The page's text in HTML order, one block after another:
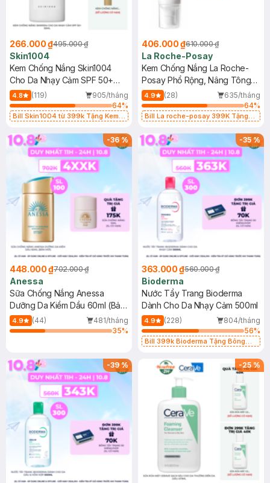
266.000 ₫495.000 ₫
Skin1004
Kem Chống Nắng Skin1004
Cho Da Nhạy Cảm SPF 50+
50ml
4.8 (119)
905/tháng
64%
Bill Skin1004 từ 399k Tặng Kem
SPF 50+ 20ml (SL Có Hạn)
406.000 ₫610.000 ₫
La Roche-Posay
Kem Chống Nắng La Roche-
Posay Phổ Rộng, Nâng Tông
Kiềm Dầu 50ml
4.9 (28)
635/tháng
64%
Bill La roche-posay 399K Tặng
(SL có hạn)
-36%
448.000 ₫702.000 ₫
Anessa
Sữa Chống Nắng Anessa
Dưỡng Da Kiềm Dầu 60ml (Bản
Mới)
4.9 (44)
481/tháng
35%
-35%
363.000 ₫560.000 ₫
Bioderma
Nước Tẩy Trang Bioderma
Dành Cho Da Nhạy Cảm 500ml
4.9 (228)
804/tháng
56%
Bill 399k Bioderma Tặng Bông
-39% -25 %